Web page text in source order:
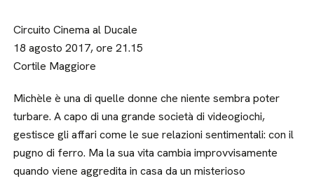
Circuito Cinema al Ducale
18 agosto 2017, ore 21.15
Cortile Maggiore
Michèle è una di quelle donne che niente sembra poter
turbare. A capo di una grande società di videogiochi,
gestisce gli affari come le sue relazioni sentimentali: con il
pugno di ferro. Ma la sua vita cambia improvvisamente
quando viene aggredita in casa da un misterioso